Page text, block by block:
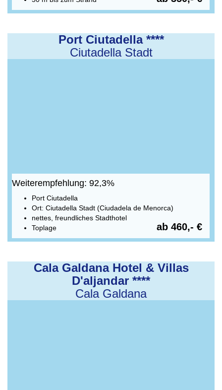
Port Ciutadella ****
Ciutadella Stadt
Weiterempfehlung: 92,3%
Port Ciutadella
Ort: Ciutadella Stadt (Ciudadela de Menorca)
nettes, freundliches Stadthotel
Toplage
ab 460,- €
Cala Galdana Hotel & Villas
D'aljandar ****
Cala Galdana